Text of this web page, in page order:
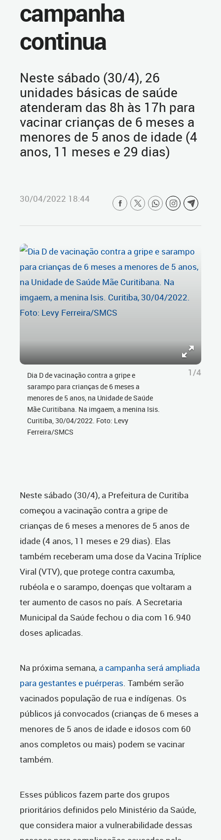
campanha
continua
Neste sábado (30/4), 26
unidades básicas de saúde
atenderam das 8h às 17h para
vacinar crianças de 6 meses a
menores de 5 anos de idade (4
anos, 11 meses e 29 dias)
30/04/2022 18:44
Dia D de vacinação contra a gripe e
sarampo para crianças de 6 meses a
menores de 5 anos, na Unidade de Saúde
Mãe Curitibana. Na imgaem, a menina Isis.
Curitiba, 30/04/2022. Foto: Levy
Ferreira/SMCS
1/4
Neste sábado (30/4), a Prefeitura de Curitiba
começou a vacinação contra a gripe de
crianças de 6 meses a menores de 5 anos de
idade (4 anos, 11 meses e 29 dias). Elas
também receberam uma dose da Vacina Tríplice
Viral (VTV), que protege contra caxumba,
rubéola e o sarampo, doenças que voltaram a
ter aumento de casos no país. A Secretaria
Municipal da Saúde fechou o dia com 16.940
doses aplicadas.
Na próxima semana, a campanha será ampliada
para gestantes e puérperas. Também serão
vacinados população de rua e indígenas. Os
públicos já convocados (crianças de 6 meses a
menores de 5 anos de idade e idosos com 60
anos completos ou mais) podem se vacinar
também.
Esses públicos fazem parte dos grupos
prioritários definidos pelo Ministério da Saúde,
que considera maior a vulnerabilidade dessas